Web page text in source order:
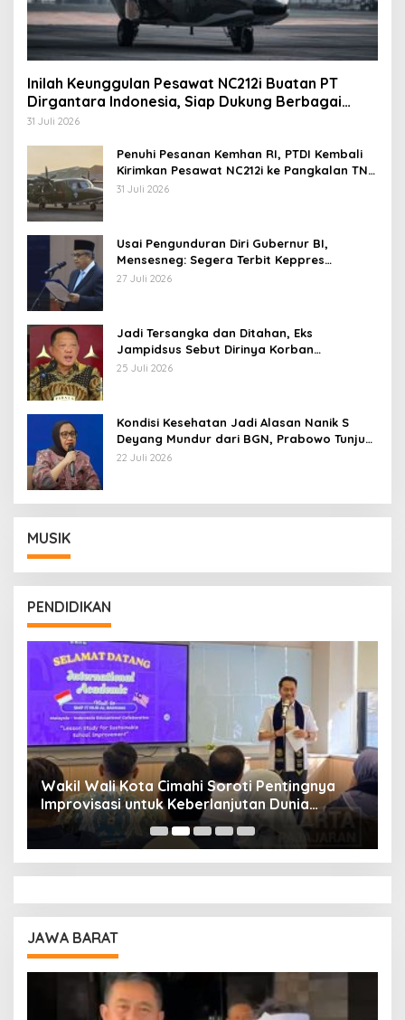
Inilah Keunggulan Pesawat NC212i Buatan PT
Dirgantara Indonesia, Siap Dukung Berbagai
Operasi TNI
31 Juli 2026
Penuhi Pesanan Kemhan RI, PTDI Kembali
Kirimkan Pesawat NC212i ke Pangkalan TNI
AU
31 Juli 2026
Usai Pengunduran Diri Gubernur BI,
Mensesneg: Segera Terbit Keppres
Pemberhentian dengan Hormat
27 Juli 2026
Jadi Tersangka dan Ditahan, Eks
Jampidsus Sebut Dirinya Korban
Kriminalisasi
25 Juli 2026
Kondisi Kesehatan Jadi Alasan Nanik S
Deyang Mundur dari BGN, Prabowo Tunjuk
Wamentan Sudaryono
22 Juli 2026
MUSIK
PENDIDIKAN
Wakil Wali Kota Cimahi Soroti Pentingnya
Improvisasi untuk Keberlanjutan Dunia
Pendidikan
JAWA BARAT